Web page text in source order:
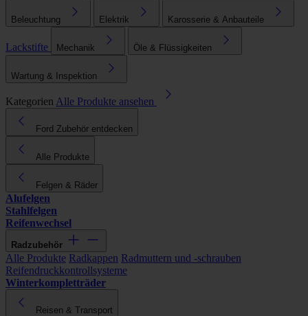
Beleuchtung Elektrik Karosserie & Anbauteile
Lackstifte Mechanik Öle & Flüssigkeiten
Wartung & Inspektion
Kategorien Alle Produkte ansehen
Ford Zubehör entdecken
Alle Produkte
Felgen & Räder
Alufelgen
Stahlfelgen
Reifenwechsel
Radzubehör
Alle Produkte Radkappen Radmuttern und -schrauben
Reifendruckkontrollsysteme
Winterkompletträder
Reisen & Transport